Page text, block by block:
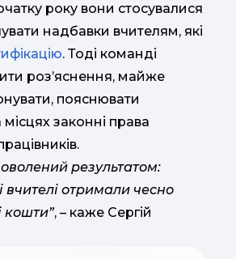
року вони стосувалися
надбавки вчителям, які
. Тоді команді
роз’яснення, майже
пояснювати
законні права
результатом:
вчителі отримали чесно
кошти”, – каже Сергій